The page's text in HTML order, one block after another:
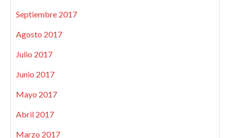
Septiembre 2017
Agosto 2017
Julio 2017
Junio 2017
Mayo 2017
Abril 2017
Marzo 2017